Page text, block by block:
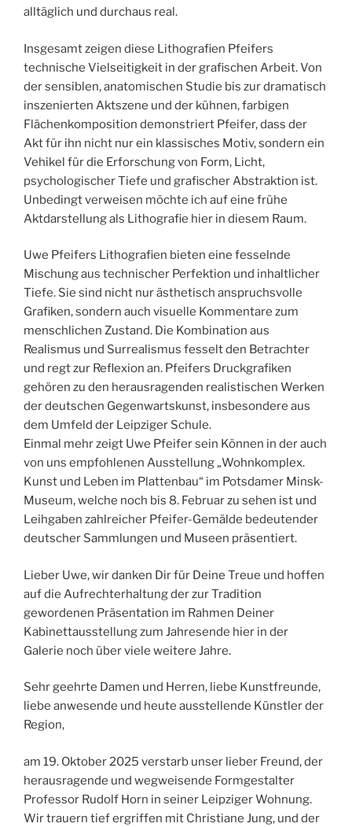
alltäglich und durchaus real.
Insgesamt zeigen diese Lithografien Pfeifers
technische Vielseitigkeit in der grafischen Arbeit. Von
der sensiblen, anatomischen Studie bis zur dramatisch
inszenierten Aktszene und der kühnen, farbigen
Flächenkomposition demonstriert Pfeifer, dass der
Akt für ihn nicht nur ein klassisches Motiv, sondern ein
Vehikel für die Erforschung von Form, Licht,
psychologischer Tiefe und grafischer Abstraktion ist.
Unbedingt verweisen möchte ich auf eine frühe
Aktdarstellung als Lithografie hier in diesem Raum.
Uwe Pfeifers Lithografien bieten eine fesselnde
Mischung aus technischer Perfektion und inhaltlicher
Tiefe. Sie sind nicht nur ästhetisch anspruchsvolle
Grafiken, sondern auch visuelle Kommentare zum
menschlichen Zustand. Die Kombination aus
Realismus und Surrealismus fesselt den Betrachter
und regt zur Reflexion an. Pfeifers Druckgrafiken
gehören zu den herausragenden realistischen Werken
der deutschen Gegenwartskunst, insbesondere aus
dem Umfeld der Leipziger Schule.
Einmal mehr zeigt Uwe Pfeifer sein Können in der auch
von uns empfohlenen Ausstellung „Wohnkomplex.
Kunst und Leben im Plattenbau“ im Potsdamer Minsk-
Museum, welche noch bis 8. Februar zu sehen ist und
Leihgaben zahlreicher Pfeifer-Gemälde bedeutender
deutscher Sammlungen und Museen präsentiert.
Lieber Uwe, wir danken Dir für Deine Treue und hoffen
auf die Aufrechterhaltung der zur Tradition
gewordenen Präsentation im Rahmen Deiner
Kabinettausstellung zum Jahresende hier in der
Galerie noch über viele weitere Jahre.
Sehr geehrte Damen und Herren, liebe Kunstfreunde,
liebe anwesende und heute ausstellende Künstler der
Region,
am 19. Oktober 2025 verstarb unser lieber Freund, der
herausragende und wegweisende Formgestalter
Professor Rudolf Horn in seiner Leipziger Wohnung.
Wir trauern tief ergriffen mit Christiane Jung, und der